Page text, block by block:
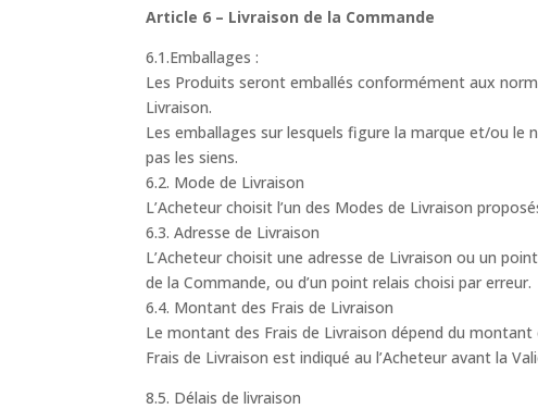
Article 6 – Livraison de la Commande
6.1.Emballages :
Les Produits seront emballés conformément aux
Livraison.
Les emballages sur lesquels figure la marque et/ou
pas les siens.
6.2. Mode de Livraison
L’Acheteur choisit l’un des Modes de Livraison
6.3. Adresse de Livraison
L’Acheteur choisit une adresse de Livraison ou un
de la Commande, ou d’un point relais choisi par erreur.
6.4. Montant des Frais de Livraison
Le montant des Frais de Livraison dépend du
Frais de Livraison est indiqué au l’Acheteur avant la
8.5. Délais de livraison